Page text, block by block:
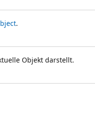
.
Objekt darstellt.